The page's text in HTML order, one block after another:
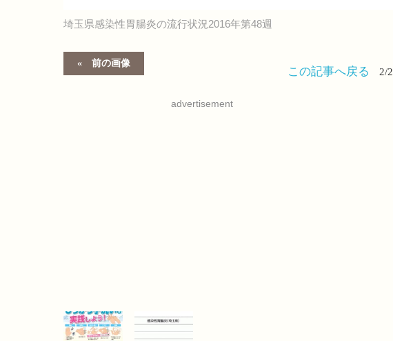
埼玉県感染性胃腸炎の流行状況2016年第48週
前の画像
この記事へ戻る 2/2
advertisement